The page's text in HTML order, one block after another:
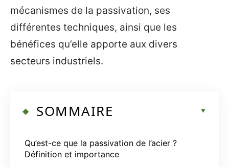
mécanismes de la passivation, ses
différentes techniques, ainsi que les
bénéfices qu’elle apporte aux divers
secteurs industriels.
SOMMAIRE
Qu’est-ce que la passivation de l’acier ?
Définition et importance